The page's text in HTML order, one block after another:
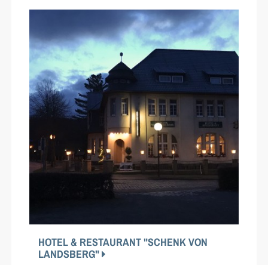
HOTEL & RESTAURANT "SCHENK VON
LANDSBERG"